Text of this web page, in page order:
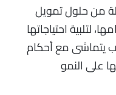
من حلول تمويل
لتلبية احتياجاتها
يتماشى مع أحكام
على النمو